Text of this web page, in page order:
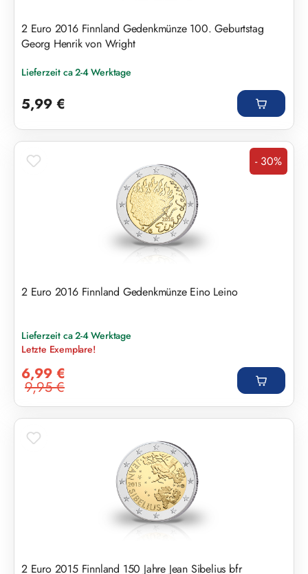
2 Euro 2016 Finnland Gedenkmünze 100. Geburtstag
Georg Henrik von Wright
Lieferzeit ca 2-4 Werktage
5,99 €
Rabatt
- 30%
2 Euro 2016 Finnland Gedenkmünze Eino Leino
Lieferzeit ca 2-4 Werktage
Letzte Exemplare!
6,99 €
Regulärer Preis:
9,95 €
2 Euro 2015 Finnland 150 Jahre Jean Sibelius bfr